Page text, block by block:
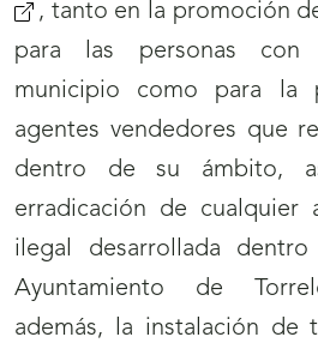
, tanto en la promoción
para las personas con
municipio como para la
agentes vendedores que
dentro de su ámbito,
erradicación de cualquier
ilegal desarrollada
Ayuntamiento de
además, la instalación de